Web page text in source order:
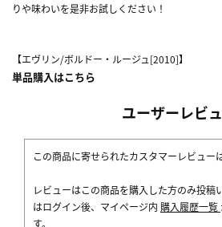
りや味わいを是非お試しください！
【エヴリン/ボルドー・ルージュ[2010]】
単品購入はこちら
ユーザーレビ
この商品に寄せられたカスタマーレビュー
レビューはこの商品を購入した方のみ投稿
はログイン後、マイページ内 購入履歴一覧
す。